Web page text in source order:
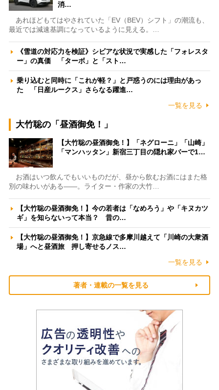
消…
あれほどもてはやされていた「EV（BEV）シフト」の潮流も、
最近では減速基調になっているように見える。…
《雪道の対応力を検証》シビアな状況で実感した「フォレスタ
ー」の真価 「ターボ」と「スト…
乗り込むと同時に「これが軽？」と戸惑うのには理由があっ
た 「日産ルークス」さらなる躍進…
一覧を見る
大竹聡の「昼酒御免！」
【大竹聡の昼酒御免！】「ネグローニ」「山崎」
「マンハッタン」新宿三丁目の隠れ家バーで1…
お酒はいつ飲んでもいいものだが、昼から飲むお酒にはまた格
別の味わいがある――。ライター・作家の大竹…
【大竹聡の昼酒御免！】今の若者は「なめろう」や「キヌカツ
ギ」を知らないって本当？ 昔の…
【大竹聡の昼酒御免！】京急線で多摩川越えて「川崎の大衆酒
場」へと昼酒旅 押し寄せるノス…
一覧を見る
著者・連載の一覧を見る